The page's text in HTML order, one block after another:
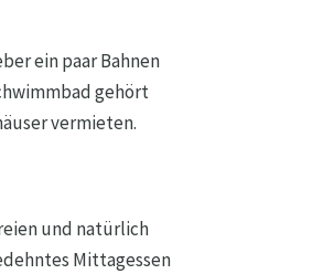
ein paar Bahnen
gehört
vermieten.
und natürlich
Mittagessen